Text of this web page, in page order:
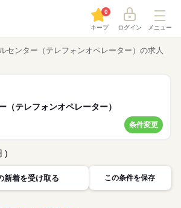
キープ
0
ログイン メニュー
センター（テレフォンオペレーター）の求人
（テレフォンオペレーター）
条件変更
)
新着を受け取る この条件を保存